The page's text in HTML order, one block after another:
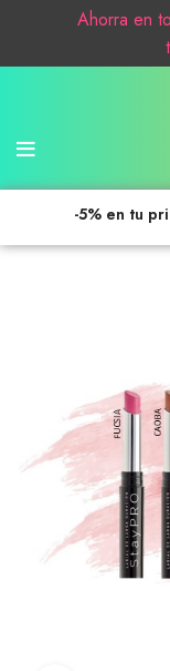
-5% en tu
Ahorra en